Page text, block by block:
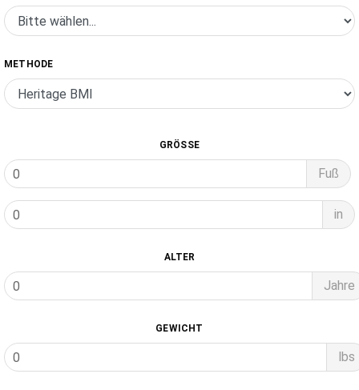
METHODE
GRÖSSE
Fuß
in
ALTER
Jahre
GEWICHT
lbs